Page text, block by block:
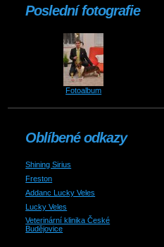
Poslední fotografie
Fotoalbum
Oblíbené odkazy
Shining Sirius
Freston
Addanc Lucky Veles
Lucky Veles
Veterinární klinika České
Budějovice